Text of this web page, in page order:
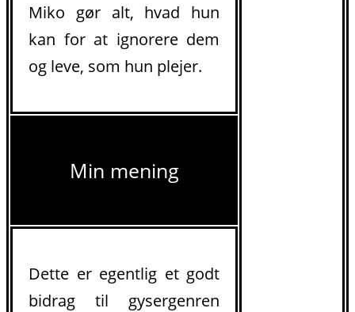
Miko gør alt, hvad hun
kan for at ignorere dem
og leve, som hun plejer.
Min mening
Dette er egentlig et godt
bidrag til gysergenren